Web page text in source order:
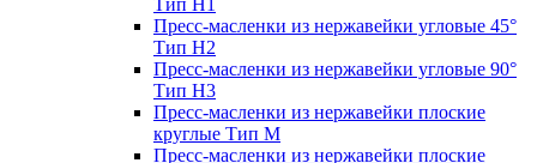
Тип H1
Пресс-масленки из нержавейки угловые 45°
Тип H2
Пресс-масленки из нержавейки угловые 90°
Тип H3
Пресс-масленки из нержавейки плоские
круглые Тип M
Пресс-масленки из нержавейки плоские